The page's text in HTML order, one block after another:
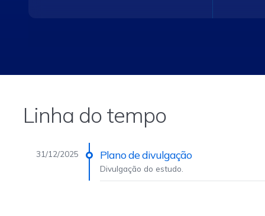
Linha do tempo
31/12/2025 Plano de divulgação
Divulgação do estudo.